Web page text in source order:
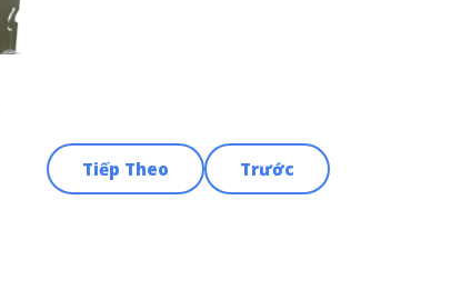
Trước
Tiếp Theo